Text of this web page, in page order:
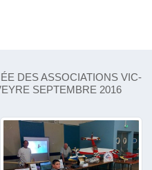
DES ASSOCIATIONS VIC-
SEPTEMBRE 2016